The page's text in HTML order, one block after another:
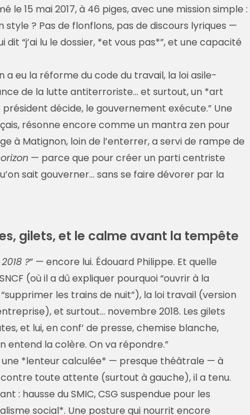
le 15 mai 2017, à 46 piges, avec une mission simple :
style ? Pas de flonflons, pas de discours lyriques —
dit “j’ai lu le dossier, *et vous pas*”, et une capacité
a eu la réforme du code du travail, la loi asile-
de la lutte antiterroriste… et surtout, un *art
décide, le gouvernement exécute.” Une
résonne encore comme un mantra zen pour
à Matignon, loin de l’enterrer, a servi de rampe de
— parce que pour créer un parti centriste
sait gouverner… sans se faire dévorer par la
gilets, et le calme avant la tempête
?” — encore lui. Édouard Philippe. Et quelle
(où il a dû expliquer pourquoi “ouvrir à la
les trains de nuit”), la loi travail (version
et surtout… novembre 2018. Les gilets
et lui, en conf’ de presse, chemise blanche,
entend la colère. On va répondre.”
une *lenteur calculée* — presque théâtrale — à
toute attente (surtout à gauche), il a tenu.
: hausse du SMIC, CSG suspendue pour les
social*. Une posture qui nourrit encore